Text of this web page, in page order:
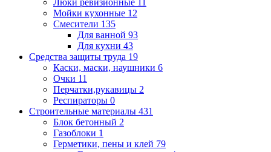
Люки ревизионные 11
Мойки кухонные 12
Смесители 135
Для ванной 93
Для кухни 43
Средства защиты труда 19
Каски, маски, наушники 6
Очки 11
Перчатки,рукавицы 2
Респираторы 0
Строительные материалы 431
Блок бетонный 2
Газоблоки 1
Герметики, пены и клей 79